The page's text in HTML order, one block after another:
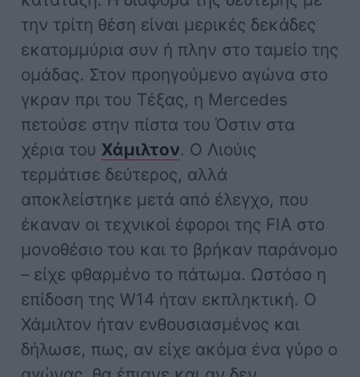
την τρίτη θέση είναι μερικές δεκάδες
εκατομμύρια συν ή πλην στο ταμείο της
ομάδας. Στον προηγούμενο αγώνα στο
γκραν πρι του Τέξας, η Mercedes
πετούσε στην πίστα του Όστιν στα
χέρια του Χάμιλτον. Ο Λιούις
τερμάτισε δεύτερος, αλλά
αποκλείστηκε μετά από έλεγχο, που
έκαναν οι τεχνικοί έφοροι της FIA στο
μονοθέσιο του και το βρήκαν παράνομο
– είχε φθαρμένο το πάτωμα. Ωστόσο η
επίδοση της W14 ήταν εκπληκτική. Ο
Χάμιλτον ήταν ενθουσιασμένος και
δήλωσε, πως, αν είχε ακόμα ένα γύρο ο